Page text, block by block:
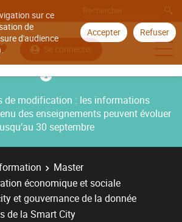
sur ce
de
d'audience
Accepter Refuser
Se connecter
de modification : les informations
des enseignements peuvent évoluer
30 septembre
Master
économique et sociale
et gouvernance de la donnée
de la Smart City